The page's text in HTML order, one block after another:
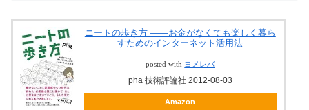
ニートの歩き方 ――お金がなくても楽しく暮ら
すためのインターネット活用法
posted with ヨメレバ
pha 技術評論社 2012-08-03
Amazon